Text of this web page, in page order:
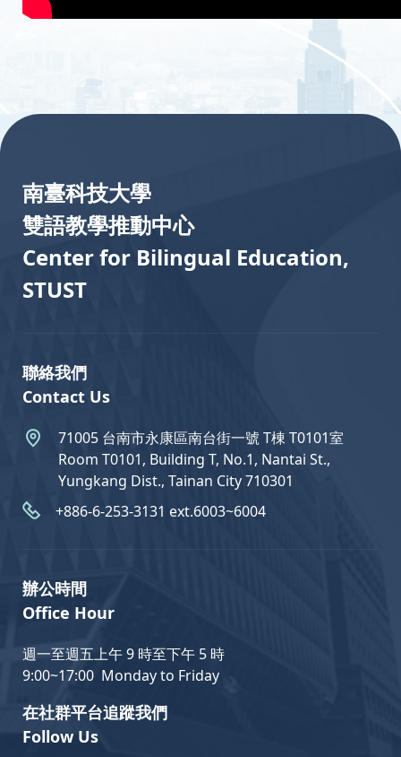
南臺科技大學
雙語教學推動中心
Center for Bilingual Education,
STUST
聯絡我們
Contact Us
71005 台南市永康區南台街一號 T棟 T0101室
Room T0101, Building T, No.1, Nantai St.,
Yungkang Dist., Tainan City 710301
+886-6-253-3131 ext.6003~6004
辦公時間
Office Hour
週一至週五上午 9 時至下午 5 時
9:00~17:00 Monday to Friday
在社群平台追蹤我們
Follow Us